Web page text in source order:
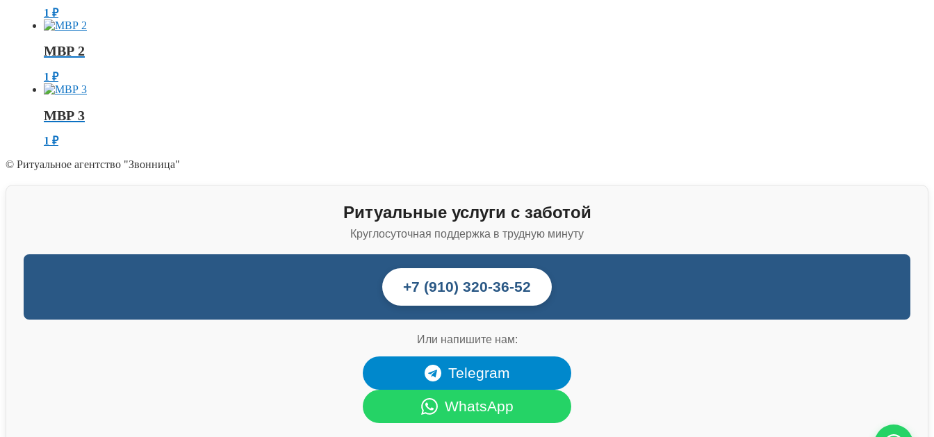
1 ₽
МВР 2
1 ₽
МВР 3
1 ₽
© Ритуальное агентство "Звонница"
Ритуальные услуги с заботой
Круглосуточная поддержка в трудную минуту
+7 (910) 320-36-52
Или напишите нам:
Telegram
WhatsApp